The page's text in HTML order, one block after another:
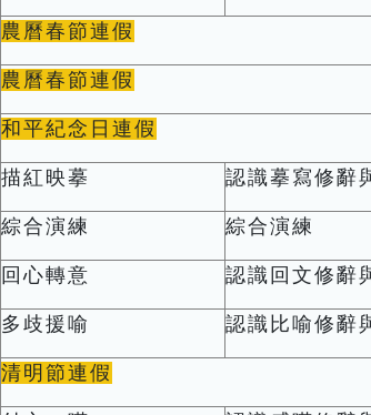
農曆春節連假
農曆春節連假
和平紀念日連假
描紅映摹 認識摹寫修辭
綜合演練 綜合演練
回心轉意 認識回文修辭
多歧援喻 認識比喻修辭
清明節連假